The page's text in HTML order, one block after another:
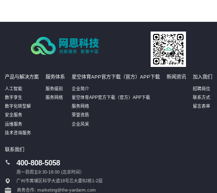
产品与解决方案
人工智能
数字孪生
数字化转型解
安全服务
运维服务
技术咨询服务
服务体系
服务级别
服务网络
星空体育APP官方下载（官方）APP下载
企业简介
星空体育APP官方下载（官方）APP下载
服务网络
荣誉资质
企业风采
新闻资讯 加入我们
招聘岗位
联系方式
留言表单
联系我们
400-808-5058
周一到周五9:30-18:00 (北京时间）
广州市黄埔区科学大道18号芯大厦B2栋1-2层
商务合作: marketing@the-yardarm.com